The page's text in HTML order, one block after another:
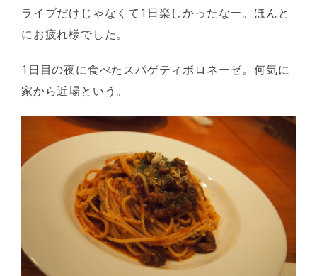
ライブだけじゃなくて1日楽しかったなー。ほんと
にお疲れ様でした。
1日目の夜に食べたスパゲティボロネーゼ。何気に
家から近場という。